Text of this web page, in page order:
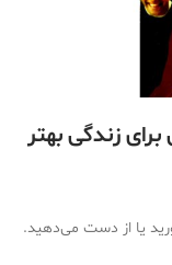
زندگی بهتر
یا از دست‌ می‌دهید.